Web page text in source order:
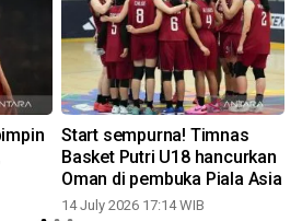
Start sempurna! Timnas
Basket Putri U18 hancurkan
Oman di pembuka Piala Asia
14 July 2026 17:14 WIB